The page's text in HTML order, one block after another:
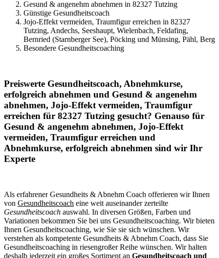
Gesund & angenehm abnehmen in 82327 Tutzing
Günstige Gesundheitscoach
Jojo-Effekt vermeiden, Traumfigur erreichen in 82327
Tutzing, Andechs, Seeshaupt, Wielenbach, Feldafing,
Bernried (Starnberger See), Pöcking und Münsing, Pähl, Berg
Besondere Gesundheitscoaching
Preiswerte Gesundheitscoach, Abnehmkurse,
erfolgreich abnehmen und Gesund & angenehm
abnehmen, Jojo-Effekt vermeiden, Traumfigur
erreichen für 82327 Tutzing gesucht? Genauso für
Gesund & angenehm abnehmen, Jojo-Effekt
vermeiden, Traumfigur erreichen und
Abnehmkurse, erfolgreich abnehmen sind wir Ihr
Experte
Als erfahrener Gesundheits & Abnehm Coach offerieren wir Ihnen
von Gesundheitscoach eine weit auseinander zerteilte
Gesundheitscoach auswahl. In diversen Größen, Farben und
Variationen bekommen Sie bei uns Gesundheitscoaching. Wir bieten
Ihnen Gesundheitscoaching, wie Sie sie sich wünschen. Wir
verstehen als kompetente Gesundheits & Abnehm Coach, dass Sie
Gesundheitscoaching in riesengroßer Reihe wünschen. Wir halten
deshalb jederzeit ein großes Sortiment an Gesundheitscoach und